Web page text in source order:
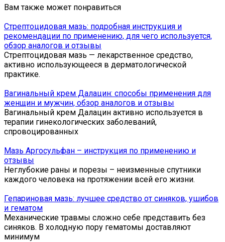
Вам также может понравиться
Стрептоцидовая мазь: подробная инструкция и
рекомендации по применению, для чего используется,
обзор аналогов и отзывы
Стрептоцидовая мазь — лекарственное средство,
активно использующееся в дерматологической
практике.
Вагинальный крем Далацин: способы применения для
женщин и мужчин, обзор аналогов и отзывы
Вагинальный крем Далацин активно используется в
терапии гинекологических заболеваний,
спровоцированных
Мазь Аргосульфан – инструкция по применению и
отзывы
Неглубокие раны и порезы – неизменные спутники
каждого человека на протяжении всей его жизни.
Гепариновая мазь: лучшее средство от синяков, ушибов
и гематом
Механические травмы сложно себе представить без
синяков. В холодную пору гематомы доставляют
минимум